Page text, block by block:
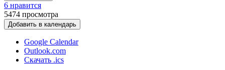
6 нравится
5474 просмотра
Добавить в календарь
Google Calendar
Outlook.com
Скачать .ics